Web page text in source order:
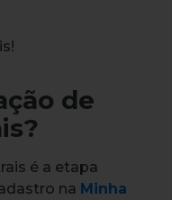
de
é a etapa
na Minha